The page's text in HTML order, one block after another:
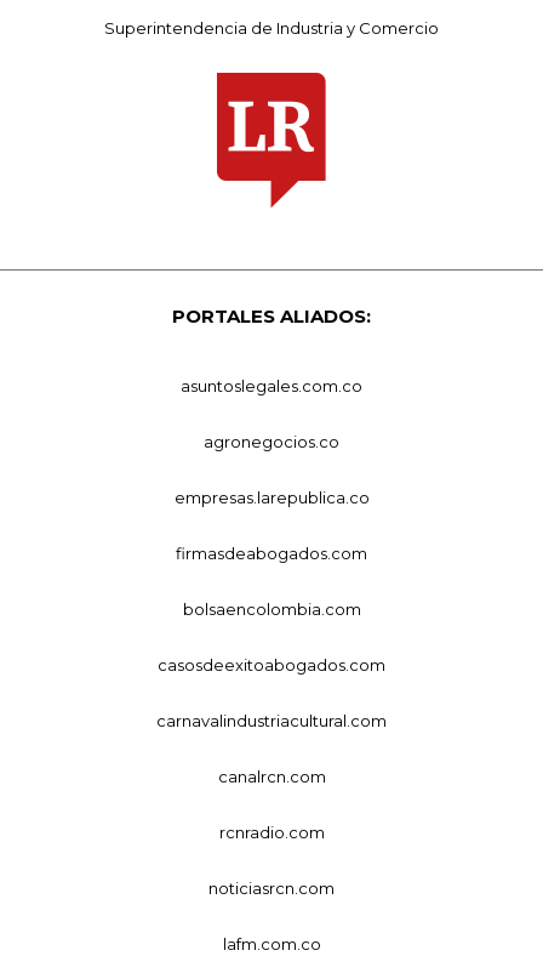
Superintendencia de Industria y Comercio
PORTALES ALIADOS:
asuntoslegales.com.co
agronegocios.co
empresas.larepublica.co
firmasdeabogados.com
bolsaencolombia.com
casosdeexitoabogados.com
carnavalindustriacultural.com
canalrcn.com
rcnradio.com
noticiasrcn.com
lafm.com.co